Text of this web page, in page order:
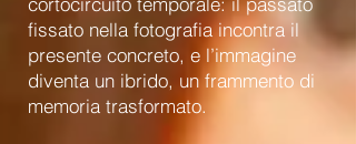
fissato nella fotografia incontra il
presente concreto, e l’immagine
diventa un ibrido, un frammento di
memoria trasformato.